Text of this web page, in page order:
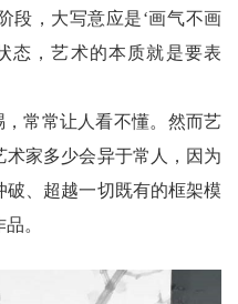
段，大写意应是‘画气不画
态，艺术的本质就是要表
，常常让人看不懂。然而艺
家多少会异于常人，因为
破、超越一切既有的框架模
。